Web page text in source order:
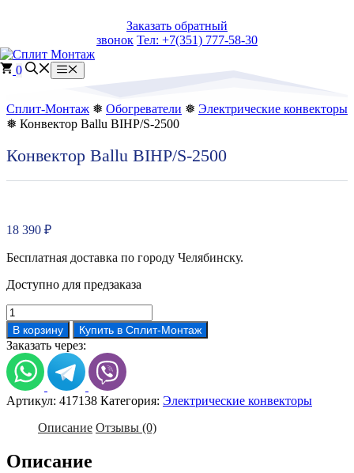
Заказать обратный
звонок Тел: +7(351) 777-58-30
0 Меню
Сплит-Монтаж ❅ Обогреватели ❅ Электрические конвекторы
❅ Конвектор Ballu BIHP/S-2500
Конвектор Ballu BIHP/S-2500
18 390 ₽
Бесплатная доставка по городу Челябинску.
Доступно для предзаказа
Количество
товара
Конвектор
Ballu
BIHP/S-
2500
В корзину Купить в Сплит-Монтаж
Заказать через:
Артикул: 417138 Категория: Электрические конвекторы
Описание Отзывы (0)
Описание